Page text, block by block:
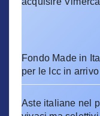
Fondo Made in
per le Icc in
Aste italiane nel